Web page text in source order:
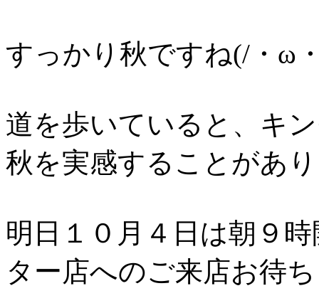
すっかり秋ですね(/・ω
道を歩いていると、キ
秋を実感することがあ
明日１０月４日は朝９
ター店へのご来店お待